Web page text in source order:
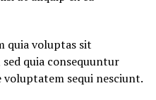
quia voluptas sit
quia consequuntur
sequi nesciunt.